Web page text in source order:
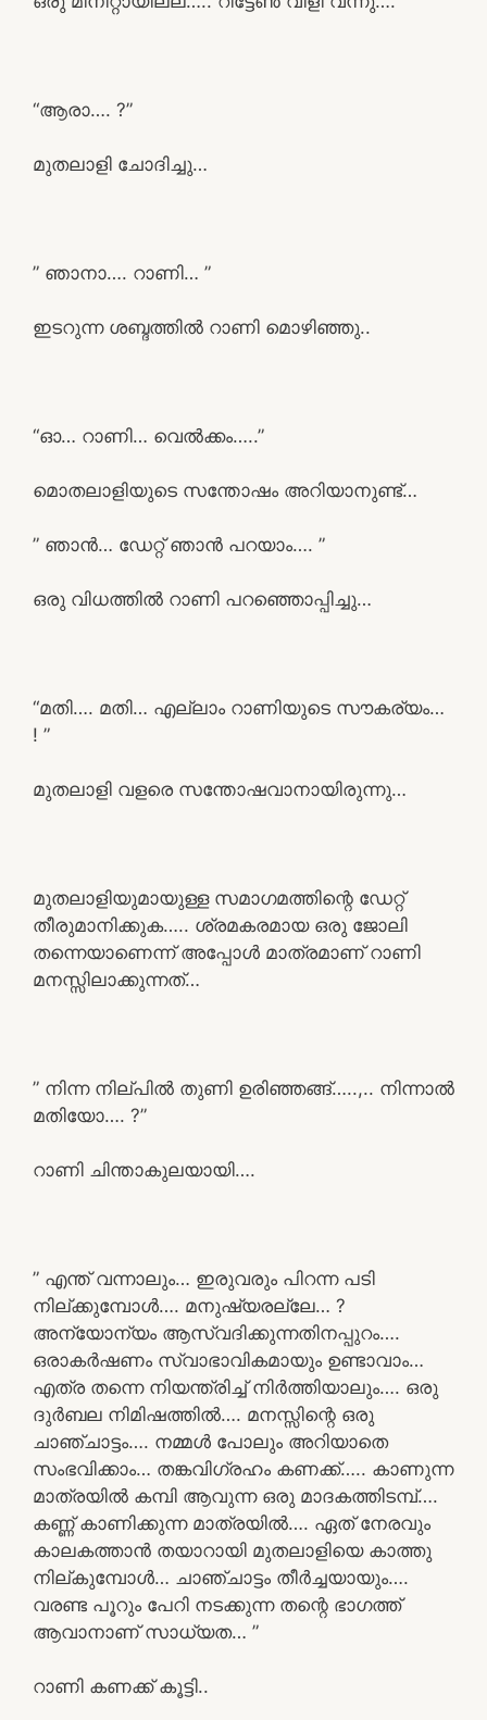
“ആരാ…. ?”
മുതലാളി ചോദിച്ചു…
” ഞാനാ…. റാണി… ”
ഇടറുന്ന ശബ്ദത്തിൽ റാണി മൊഴിഞ്ഞു..
“ഓ… റാണി… വെൽക്കം…..”
മൊതലാളിയുടെ സന്തോഷം അറിയാനുണ്ട്…
” ഞാൻ… ഡേറ്റ് ഞാൻ പറയാം…. ”
ഒരു വിധത്തിൽ റാണി പറഞ്ഞൊപ്പിച്ചു…
“മതി…. മതി… എല്ലാം റാണിയുടെ സൗകര്യം…
! ”
മുതലാളി വളരെ സന്തോഷവാനായിരുന്നു…
മുതലാളിയുമായുള്ള സമാഗമത്തിന്റെ ഡേറ്റ്
തീരുമാനിക്കുക….. ശ്രമകരമായ ഒരു ജോലി
തന്നെയാണെന്ന് അപ്പോൾ മാത്രമാണ് റാണി
മനസ്സിലാക്കുന്നത്…
” നിന്ന നില്പിൽ തുണി ഉരിഞ്ഞങ്ങ്…..,.. നിന്നാൽ
മതിയോ…. ?”
റാണി ചിന്താകുലയായി….
” എന്ത് വന്നാലും… ഇരുവരും പിറന്ന പടി
നില്ക്കുമ്പോൾ…. മനുഷ്യരല്ലേ… ?
അന്യോന്യം ആസ്വദിക്കുന്നതിനപ്പുറം….
ഒരാകർഷണം സ്വാഭാവികമായും ഉണ്ടാവാം…
എത്ര തന്നെ നിയന്ത്രിച്ച് നിർത്തിയാലും…. ഒരു
ദുർബല നിമിഷത്തിൽ…. മനസ്സിന്റെ ഒരു
ചാഞ്ചാട്ടം…. നമ്മൾ പോലും അറിയാതെ
സംഭവിക്കാം… തങ്കവിഗ്രഹം കണക്ക്….. കാണുന്ന
മാത്രയിൽ കമ്പി ആവുന്ന ഒരു മാദകത്തിടമ്പ്….
കണ്ണ് കാണിക്കുന്ന മാത്രയിൽ…. ഏത് നേരവും
കാലകത്താൻ തയാറായി മുതലാളിയെ കാത്തു
നില്കുമ്പോൾ… ചാഞ്ചാട്ടം തീർച്ചയായും….
വരണ്ട പൂറും പേറി നടക്കുന്ന തന്റെ ഭാഗത്ത്
ആവാനാണ് സാധ്യത… ”
റാണി കണക്ക് കൂട്ടി..